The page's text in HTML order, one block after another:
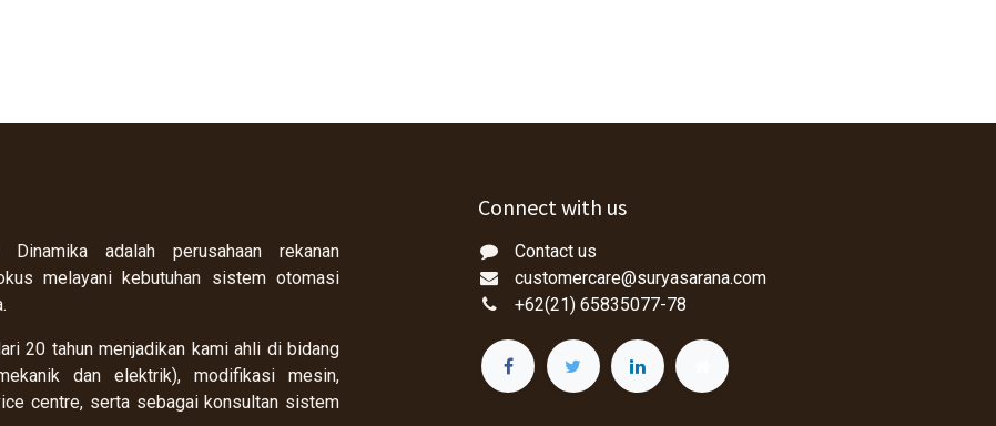
adalah perusahaan rekanan
melayani kebutuhan sistem otomasi
20 tahun menjadikan kami ahli di bidang
dan elektrik), modifikasi mesin,
centre, serta sebagai konsultan sistem
Connect with us
Contact us
customercare@suryasarana.com
+62(21) 65835077-78